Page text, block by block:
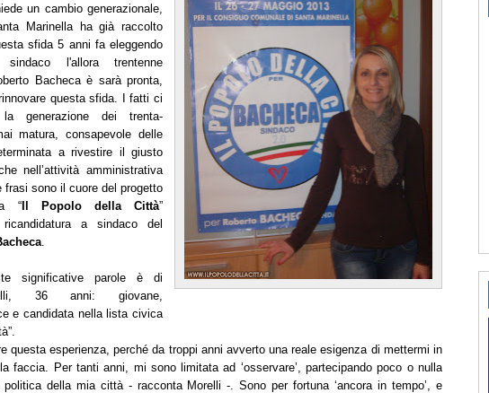
un cambio generazionale,
Marinella ha già raccolto
sfida 5 anni fa eleggendo
l'allora trentenne
Bacheca è sarà pronta,
questa sfida. I fatti ci
generazione dei trenta-
matura, consapevole delle
a rivestire il giusto
nell’attività amministrativa
frasi sono il cuore del progetto
“Il Popolo della Città”
a sindaco del
significative parole è di
36anni: giovane,
e candidata nella lista civica
questa esperienza, perché da troppi anni avverto una reale esigenza di mettermi in
faccia. Per tanti anni, mi sono limitata ad ‘osservare’, partecipando poco o nulla
della mia città - racconta Morelli -. Sono per fortuna ‘ancora in tempo’, e